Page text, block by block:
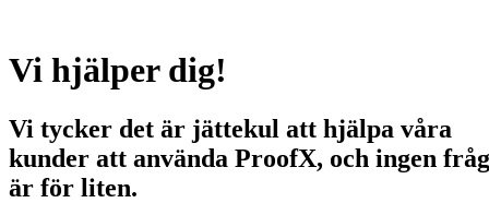
Vi hjälper dig!
Vi tycker det är jättekul att hjälpa våra
kunder att använda ProofX, och ingen
är för liten.